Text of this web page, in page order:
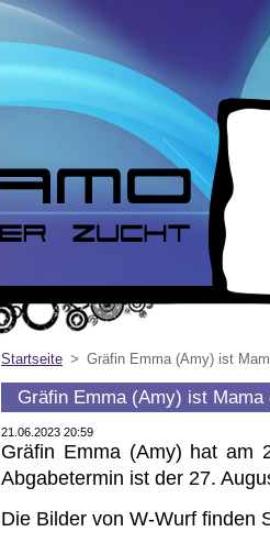
Startseite > Gräfin Emma (Amy) ist
Gräfin Emma (Amy) ist Mama
21.06.2023 20:59
Gräfin Emma (Amy) hat am
Abgabetermin ist der 27.
Die Bilder von W-Wurf finden